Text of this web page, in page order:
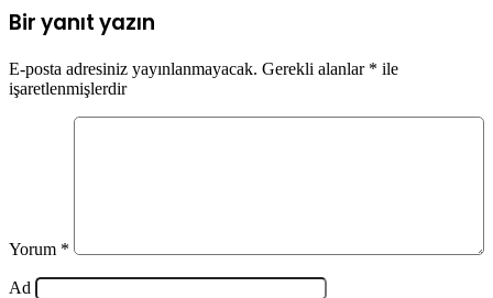
Bir yanıt yazın
E-posta adresiniz yayınlanmayacak. Gerekli alanlar * ile
işaretlenmişlerdir
Yorum *
Ad